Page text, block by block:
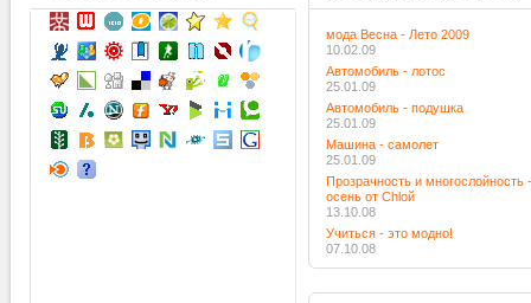
мода Весна - Лето 2009
10.02.09
Автомобиль - лотос
25.01.09
Автомобиль - подушка
25.01.09
Машина - самолет
25.01.09
Прозрачность и многослойность -
осень от Chloй
13.10.08
Учиться - это модно!
07.10.08